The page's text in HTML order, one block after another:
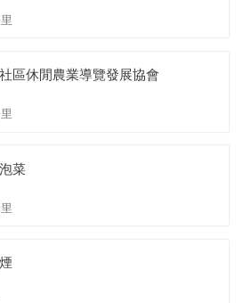
區休閒農業導覽發展協會
菜